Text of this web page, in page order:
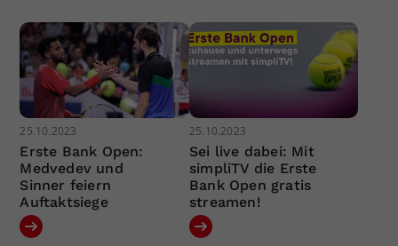
25.10.2023
Erste Bank Open:
Medvedev und
Sinner feiern
Auftaktsiege
25.10.2023
Sei live dabei: Mit
simpliTV die Erste
Bank Open gratis
streamen!